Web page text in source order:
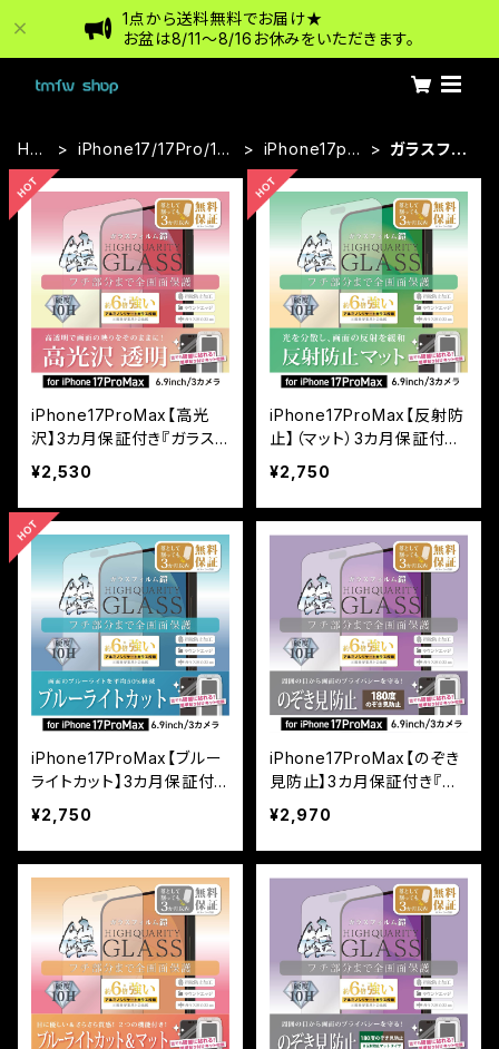
1点から送料無料でお届け★
お盆は8/11〜8/16お休みをいただきます。
HO
ME
iPhone17/17Pro/17p
iPhone17pro
Max
ガラスフィ
iPhone17ProMax【高光
沢】3カ月保証付き『ガラス
フィルム鎧』全面フルカバー
（黒フチタイプ）＜貼り付け
キット付き＞
¥2,530
iPhone17ProMax【反射防
止】（マット）3カ月保証付き
『ガラスフィルム鎧』全面フ
ルカバー（黒フチタイプ） ＜
貼り付けキット付き＞
¥2,750
iPhone17ProMax【ブルー
ライトカット】3カ月保証付き
『ガラスフィルム鎧』全面フ
ルカバー（黒フチタイプ） ＜
貼り付けキット付き＞
¥2,750
iPhone17ProMax【のぞき
見防止】3カ月保証付き『ガ
ラスフィルム鎧』全面フルカ
バー（黒フチタイプ） ＜貼り
付けキット付き＞
¥2,970